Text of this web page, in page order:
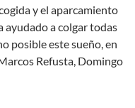
y el aparcamiento
ayudado a colgar todas
posible este sueño, en
Refusta, Domingo